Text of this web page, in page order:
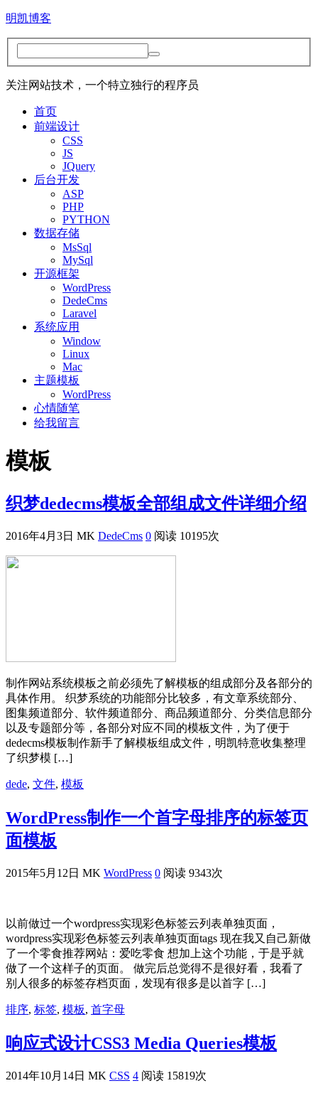
明凯博客
关注网站技术，一个特立独行的程序员
首页
前端设计
CSS
JS
JQuery
后台开发
ASP
PHP
PYTHON
数据存储
MsSql
MySql
开源框架
WordPress
DedeCms
Laravel
系统应用
Window
Linux
Mac
主题模板
WordPress
心情随笔
给我留言
模板
织梦dedecms模板全部组成文件详细介绍
2016年4月3日 MK DedeCms 0 阅读 10195次
制作网站系统模板之前必须先了解模板的组成部分及各部分的
具体作用。 织梦系统的功能部分比较多，有文章系统部分、
图集频道部分、软件频道部分、商品频道部分、分类信息部分
以及专题部分等，各部分对应不同的模板文件，为了便于
dedecms模板制作新手了解模板组成文件，明凯特意收集整理
了织梦模 […]
dede, 文件, 模板
WordPress制作一个首字母排序的标签页
面模板
2015年5月12日 MK WordPress 0 阅读 9343次
以前做过一个wordpress实现彩色标签云列表单独页面，
wordpress实现彩色标签云列表单独页面tags 现在我又自己新做
了一个零食推荐网站：爱吃零食 想加上这个功能，于是乎就
做了一个这样子的页面。 做完后总觉得不是很好看，我看了
别人很多的标签存档页面，发现有很多是以首字 […]
排序, 标签, 模板, 首字母
响应式设计CSS3 Media Queries模板
2014年10月14日 MK CSS 4 阅读 15819次